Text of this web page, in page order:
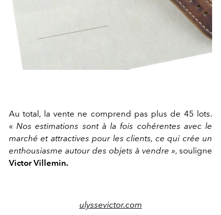
Au total, la vente ne comprend pas plus de 45 lots.
« Nos estimations sont à la fois cohérentes avec le
marché et attractives pour les clients, ce qui crée un
enthousiasme autour des objets à vendre », souligne
Victor Villemin.
ulyssevictor.com